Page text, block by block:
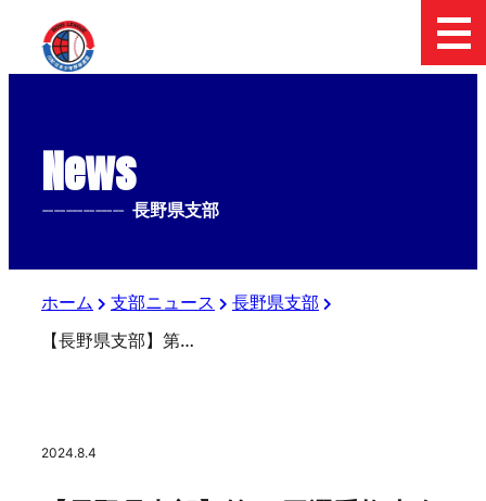
News
-------------- 長野県支部
ホーム 支部ニュース
長野県支部
【長野県支部】第55回選手権大会2024/8/4の結果
2024.8.4